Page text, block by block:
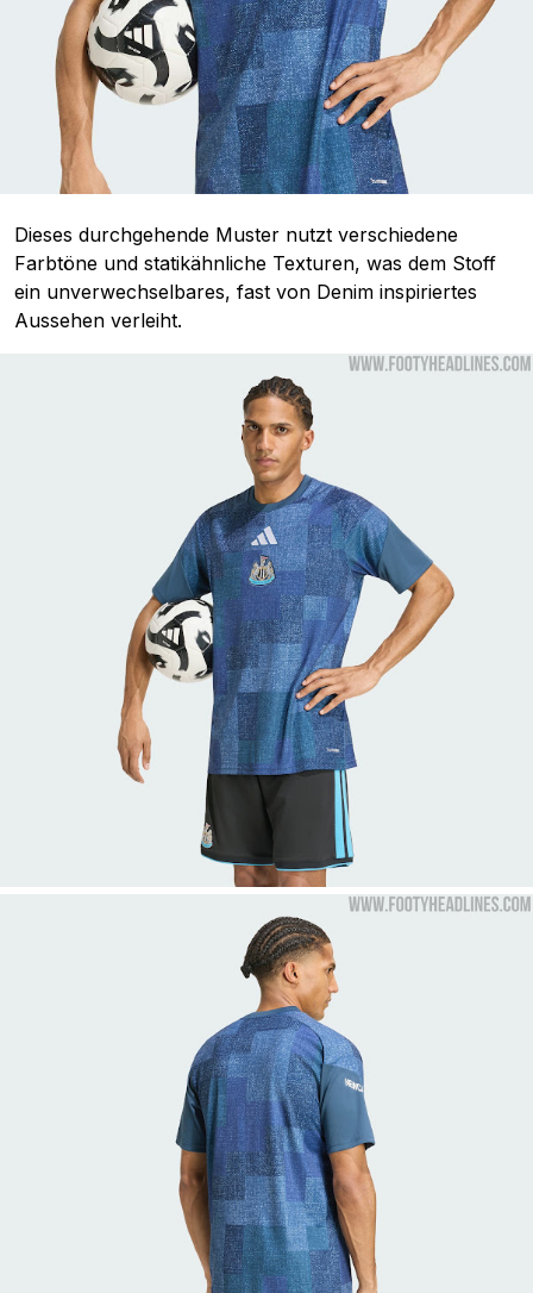
Dieses durchgehende Muster nutzt verschiedene
Farbtöne und statikähnliche Texturen, was dem Stoff
ein unverwechselbares, fast von Denim inspiriertes
Aussehen verleiht.